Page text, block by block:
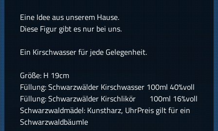
Eine Idee aus unserem Hause.
Diese Figur gibt es nur bei uns.
Ein Kirschwasser für jede Gelegenheit.
Größe: H 19cm
Füllung: Schwarzwälder Kirschwasser 100ml 40%voll
Füllung: Schwarzwälder Kirschlikör 100ml 16%voll
Schwarzwaldmädel: Kunstharz, UhrPreis gilt für ein
Schwarzwaldbäumle